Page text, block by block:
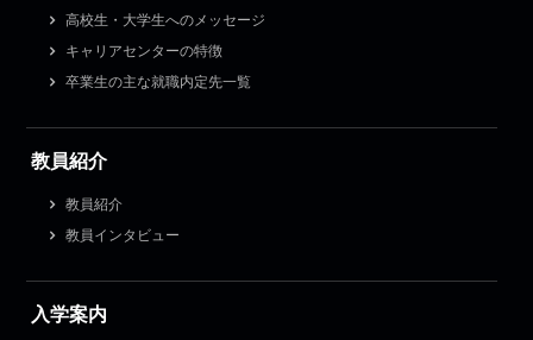
高校生・大学生へのメッセージ
キャリアセンターの特徴
卒業生の主な就職内定先一覧
教員紹介
教員紹介
教員インタビュー
入学案内